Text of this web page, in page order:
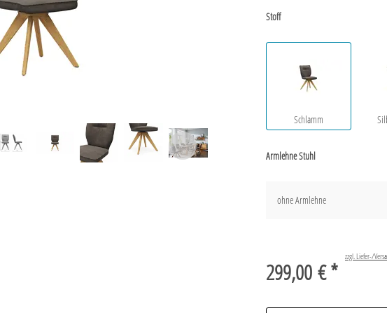
Stoff
Schlamm
Armlehne Stuhl
ohne Armlehne
299,00 € *
zzgl. Liefer-/